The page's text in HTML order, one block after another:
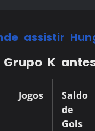
assistir
K
Jogos
Saldo
de
Gols